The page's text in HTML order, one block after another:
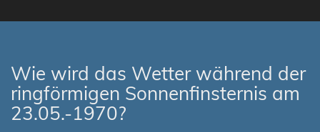
Wie wird das Wetter während der
ringförmigen Sonnenfinsternis am
23.05.-1970?